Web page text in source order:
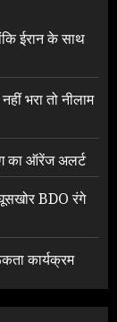
ईरान के साथ
भरा तो नीलाम
का ऑरेंज अलर्ट
BDO रंगे
कार्यक्रम